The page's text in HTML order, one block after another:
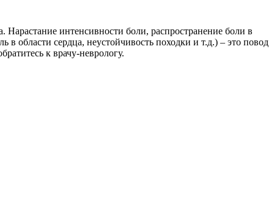
Нарастание интенсивности боли, распространение боли в
области сердца, неустойчивость походки и т.д.) – это повод
к врачу-неврологу.